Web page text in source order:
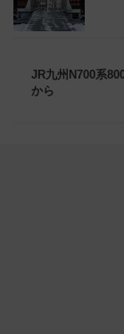
JR九州N700系
から